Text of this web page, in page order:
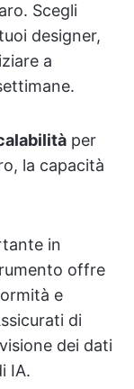
Scegli
designer,
a
per
la capacità
in
offre
e
di
dei dati
IA.